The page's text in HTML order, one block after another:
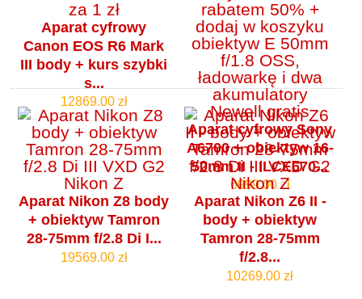
Aparat cyfrowy
Canon EOS R6 Mark
III body + kurs szybki
s...
12869.00 zł
Aparat cyfrowy Sony
A6700 + obiektyw 16-
50mm II - ILCE670...
6999.00 zł
Aparat Nikon Z8 body
+ obiektyw Tamron
28-75mm f/2.8 Di I...
19569.00 zł
Aparat Nikon Z6 II -
body + obiektyw
Tamron 28-75mm
f/2.8...
10269.00 zł